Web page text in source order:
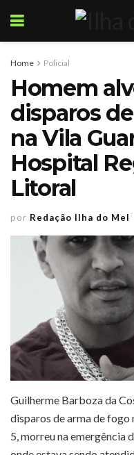
Home Policial
Homem
disparos
na Vila
Hospital
Litoral
por Redação Ilha do Mel
Guilherme Barboza da
disparos de arma de fogo
5, morreu na emergência